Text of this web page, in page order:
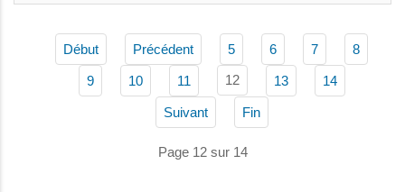
Début Précédent 5 6 7 8
9 10 11 12 13 14
Suivant Fin
Page 12 sur 14